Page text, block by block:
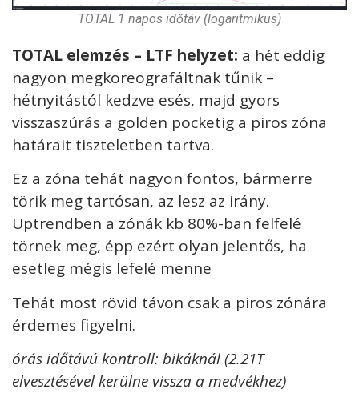
TOTAL 1 napos időtáv (logaritmikus)
TOTAL elemzés – LTF helyzet: a hét eddig
nagyon megkoreografáltnak tűnik –
hétnyitástól kedzve esés, majd gyors
visszaszúrás a golden pocketig a piros zóna
határait tiszteletben tartva.
Ez a zóna tehát nagyon fontos, bármerre
törik meg tartósan, az lesz az irány.
Uptrendben a zónák kb 80%-ban felfelé
törnek meg, épp ezért olyan jelentős, ha
esetleg mégis lefelé menne
Tehát most rövid távon csak a piros zónára
érdemes figyelni.
órás időtávú kontroll: bikáknál (2.21T
elvesztésével kerülne vissza a medvékhez)